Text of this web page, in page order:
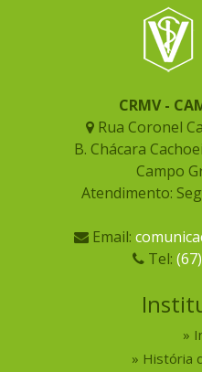
CRMV -
Rua Coronel
B. Chácara
Campo
Atendimento:
Email:
Tel:
História